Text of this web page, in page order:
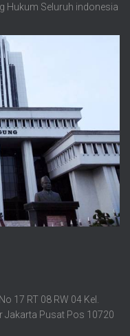
Hukum Seluruh indonesia
17 RT 08 RW 04 Kel.
Jakarta Pusat Pos 10720